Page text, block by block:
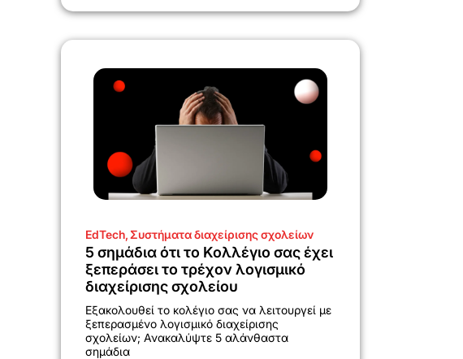
EdTech,Συστήματα διαχείρισης σχολείων
5 σημάδια ότι το Κολλέγιο σας έχει
ξεπεράσει το τρέχον λογισμικό
διαχείρισης σχολείου
Εξακολουθεί το κολέγιο σας να λειτουργεί με
ξεπερασμένο λογισμικό διαχείρισης
σχολείων; Ανακαλύψτε 5 αλάνθαστα
σημάδια